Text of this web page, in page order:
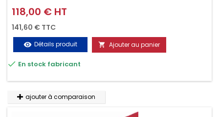
d’arrimer le chargement sur la galerie en moins d’une
minute.
Prix
118,00 € HT
141,60 € TTC
visibility Détails produit  Ajouter au panier
 En stock fabricant
ajouter à comparaison